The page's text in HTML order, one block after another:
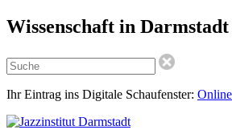
Wissenschaft in Darmstadt
Ihr Eintrag ins Digitale Schaufenster: